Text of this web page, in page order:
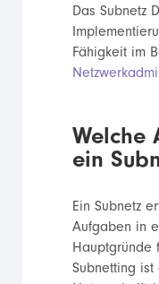
Das Subnetz
Fähigkeit im
Welche
ein
Ein Subnetz
Aufgaben in
Hauptgründe
Subnetting